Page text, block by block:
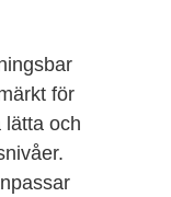
för
lätta och